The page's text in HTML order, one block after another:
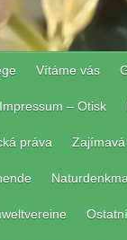
Vítáme vás
Impressum – Otisk
práva